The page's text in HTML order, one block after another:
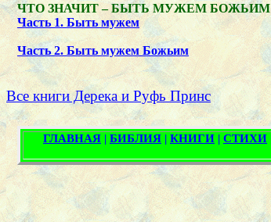
ЧТО ЗНАЧИТ – БЫТЬ МУЖЕМ БОЖЬИМ
Часть 1. Быть мужем
Часть 2. Быть мужем Божьим
Все книги Дерека и Руфь Принс